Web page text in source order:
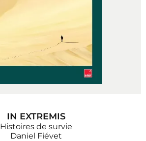
IN EXTREMIS
Histoires de survie
Daniel Fiévet